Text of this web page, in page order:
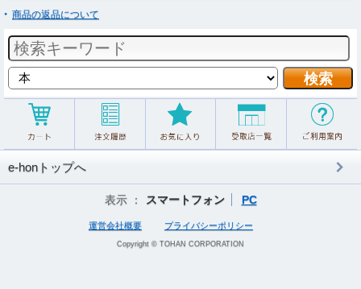
商品の返品について
e-honトップへ
表示 ： スマートフォン PC
運営会社概要 プライバシーポリシー
Copyright © TOHAN CORPORATION